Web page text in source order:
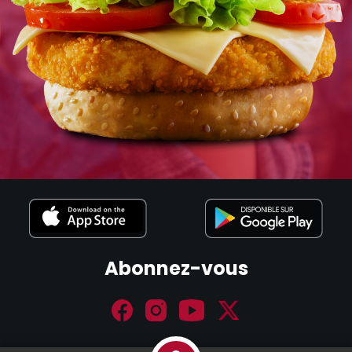
Abonnez-vous